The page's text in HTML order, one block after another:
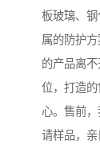
板玻璃、
属的防护方
的产品离
位，打造
心。售前
请样品，